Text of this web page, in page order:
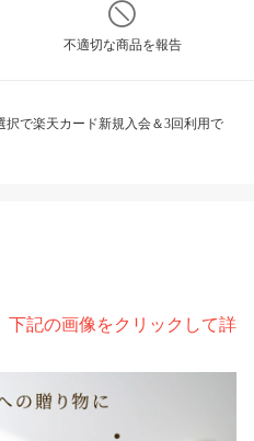
不適切な商品を報告
択で楽天カード新規入会＆3回利用で
下記の画像をクリックして詳